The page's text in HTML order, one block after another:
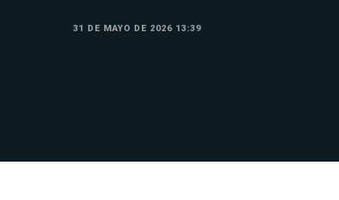
31 DE MAYO DE 2026 13:39